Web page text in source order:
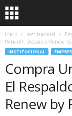
Inicio Institucional
Renault: Descubre Renew
INSTITUCIONAL
Compra
El
Renew by